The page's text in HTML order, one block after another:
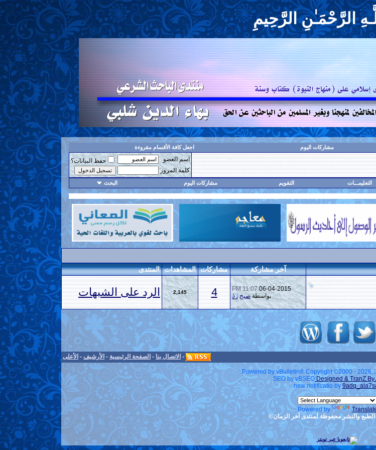
الرَّحْمَـٰنِ الرَّحِيمِ
مشاركات اليوم اجعل كافة الأقسام مقروءة
اسم العضو
حفظ البيانات؟
كلمة المرور
التعليمـــات التقويم مشاركات اليوم البحث
آخر مشاركة مشاركات المشاهدات المنتدى
06-04-2015
11:07 PM
بواسطةصبح 4
2,145 الرد على الشبهات
- الاتصال بنا - الصفحة الرئيسية - الأرشيف - الأعلى
Powered by vBulletin® Copyright ©2000 - 2026,
SEO by vBSEODesigned & TranZ By
new notificatio by
Powered by
والنشر محفوظة لمنتدى آخر الزمان©